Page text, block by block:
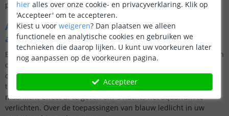
prachtige uitzicht in uw aquarium.
Aquarium LED controller met RGB
aquariumverlichting
Een aquarium set met RGB ledstrips kunnen iedere kleur geven
die u maar wil. Hier valt bijvoorbeeld ook de kleur rood onder,
die gebruikt wordt om een zonsopgang en zonsondergang na
te bootsen en de kleur blauw, die gebruikt wordt om een
maanlicht-effect af te geven om ‘s nachts het aquarium te
verlichten. Over de toepassingen van blauw ledlicht in uw
hier alles over onze cookie- en privacyverklaring. Klik op
'Accepteer' om te accepteren.
Kiest u voor weigeren? Dan plaatsen we alleen
functionele en analytische cookies en gebruiken we
technieken die daarop lijken. U kunt uw voorkeuren later
nog aanpassen op de voorkeuren pagina.
Accepteer